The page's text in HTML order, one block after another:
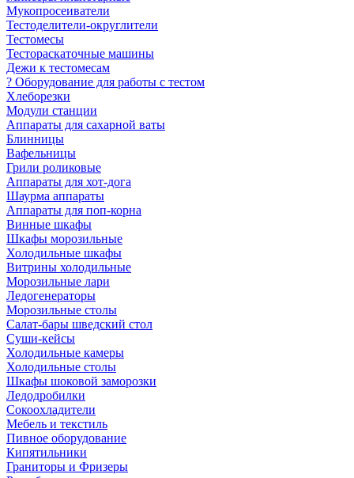
Мукопросеиватели
Тестоделители-округлители
Тестомесы
Тестораскаточные машины
Дежи к тестомесам
? Оборудование для работы с тестом
Хлеборезки
Модули станции
Аппараты для сахарной ваты
Блинницы
Вафельницы
Грили роликовые
Аппараты для хот-дога
Шаурма аппараты
Аппараты для поп-корна
Винные шкафы
Шкафы морозильные
Холодильные шкафы
Витрины холодильные
Морозильные лари
Ледогенераторы
Морозильные столы
Салат-бары шведский стол
Суши-кейсы
Холодильные камеры
Холодильные столы
Шкафы шоковой заморозки
Ледодробилки
Сокоохладители
Мебель и текстиль
Пивное оборудование
Кипятильники
Граниторы и Фризеры